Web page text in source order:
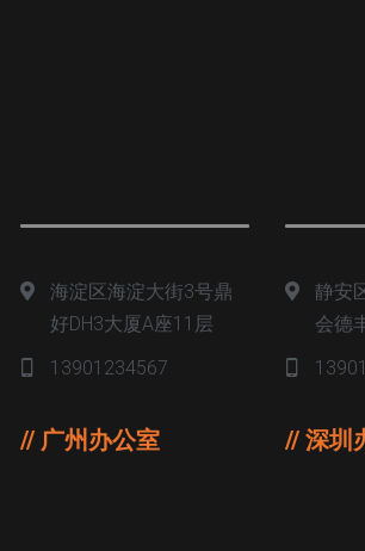
海淀区海淀大街3号鼎
好DH3大厦A座11层
13901234567
静安
会德
// 广州办公室 // 深圳